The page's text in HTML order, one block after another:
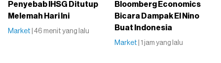
Penyebab IHSG Ditutup
Melemah Hari Ini
Market | 46 menit yang lalu
Bloomberg Economics
Bicara Dampak El Nino
Buat Indonesia
Market | 1 jam yang lalu